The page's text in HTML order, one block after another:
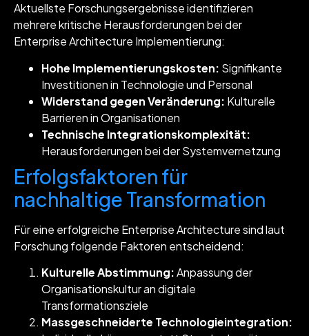
Aktuellste Forschungsergebnisse identifizieren
mehrere kritische Herausforderungen bei der
Enterprise Architecture Implementierung:
Hohe Implementierungskosten: Signifikante
Investitionen in Technologie und Personal
Widerstand gegen Veränderung: Kulturelle
Barrieren in Organisationen
Technische Integrationskomplexität:
Herausforderungen bei der Systemvernetzung
Erfolgsfaktoren für
nachhaltige Transformation
Für eine erfolgreiche Enterprise Architecture sind laut
Forschung folgende Faktoren entscheidend:
Kulturelle Abstimmung:Anpassung der
Organisationskultur an digitale
Transformationsziele
Massgeschneiderte Technologieintegration: